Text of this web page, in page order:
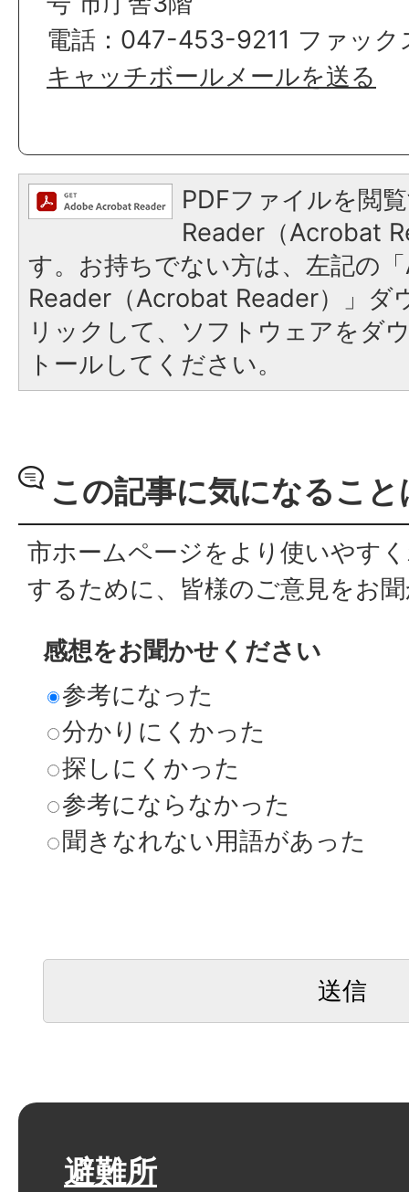
電話：047-453-9211 ファッ
キャッチボールメールを送る
PDFファイルを閲
Reader（Acrobat
す。お持ちでない方は、左記の
Reader（Acrobat Reader）」ダ
リックして、ソフトウェアをダ
トールしてください。
この記事に気になるこ
市ホームページをより使いやす
するために、皆様のご意見をお
感想をお聞かせください
参考になった
分かりにくかった
探しにくかった
参考にならなかった
聞きなれない用語があった
避難所